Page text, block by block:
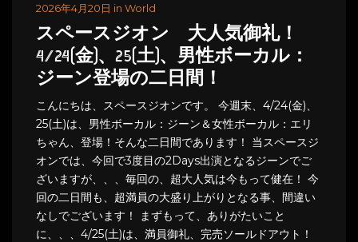
2026年4月20日 in World
スペースジオン 大人気御礼！
4/24(金)、25(土)、男性ボーカル：
ジーン登場の二日間！
こんにちは、スペースジオンです。 今週末、4/24(金)、
25(土)は、男性ボーカル：ジーン＆女性ボーカル：エリ
ちゃん、登場！そんな二日間であります！ 当スペースジ
オンでは、今回で3度目の2Days出演となるジーンでご
ざいますが、、、毎回の、超大人気は今もって健在！ 今
回の二日間も、超満員の大盛り上がりとなる事、間違い
なしでございます！ まずもって、ありがたいこと
に、、、4/25(土)は、満員御礼、完売ソールドアウト！